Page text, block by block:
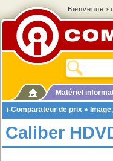
Bienvenue
Matériel
i-Comparateur de prix »
Caliber